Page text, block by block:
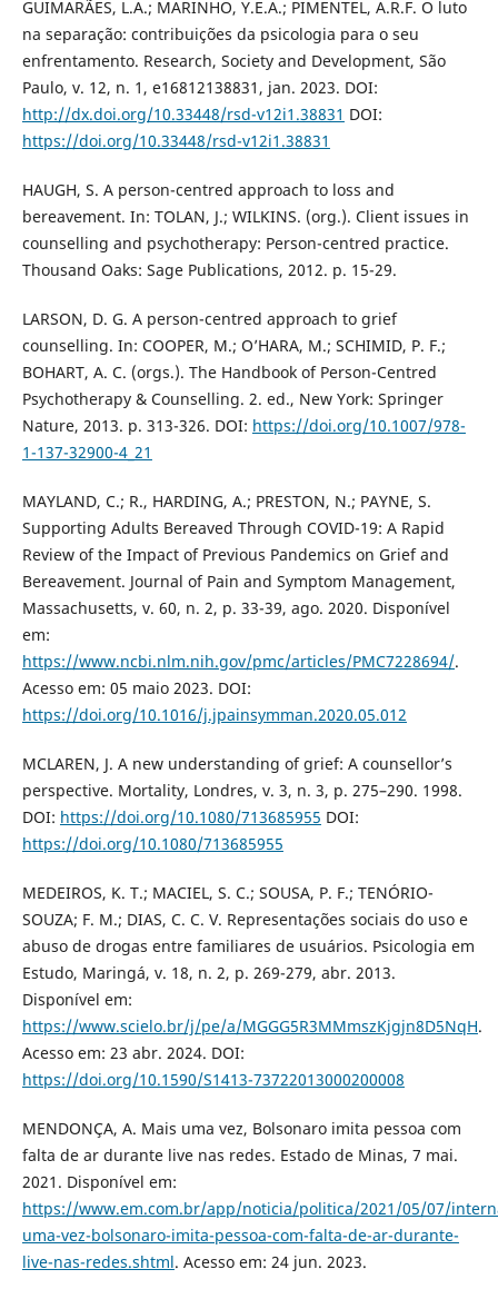
GUIMARÃES, L.A.; MARINHO, Y.E.A.; PIMENTEL, A.R.F. O luto
na separação: contribuições da psicologia para o seu
enfrentamento. Research, Society and Development, São
Paulo, v. 12, n. 1, e16812138831, jan. 2023. DOI:
http://dx.doi.org/10.33448/rsd-v12i1.38831 DOI:
https://doi.org/10.33448/rsd-v12i1.38831
HAUGH, S. A person-centred approach to loss and
bereavement. In: TOLAN, J.; WILKINS. (org.). Client issues in
counselling and psychotherapy: Person-centred practice.
Thousand Oaks: Sage Publications, 2012. p. 15-29.
LARSON, D. G. A person-centred approach to grief
counselling. In: COOPER, M.; O’HARA, M.; SCHIMID, P. F.;
BOHART, A. C. (orgs.). The Handbook of Person-Centred
Psychotherapy & Counselling. 2. ed., New York: Springer
Nature, 2013. p. 313-326. DOI: https://doi.org/10.1007/978-
1-137-32900-4_21
MAYLAND, C.; R., HARDING, A.; PRESTON, N.; PAYNE, S.
Supporting Adults Bereaved Through COVID-19: A Rapid
Review of the Impact of Previous Pandemics on Grief and
Bereavement. Journal of Pain and Symptom Management,
Massachusetts, v. 60, n. 2, p. 33-39, ago. 2020. Disponível
em:
https://www.ncbi.nlm.nih.gov/pmc/articles/PMC7228694/.
Acesso em: 05 maio 2023. DOI:
https://doi.org/10.1016/j.jpainsymman.2020.05.012
MCLAREN, J. A new understanding of grief: A counsellor’s
perspective. Mortality, Londres, v. 3, n. 3, p. 275–290. 1998.
DOI: https://doi.org/10.1080/713685955 DOI:
https://doi.org/10.1080/713685955
MEDEIROS, K. T.; MACIEL, S. C.; SOUSA, P. F.; TENÓRIO-
SOUZA; F. M.; DIAS, C. C. V. Representações sociais do uso e
abuso de drogas entre familiares de usuários. Psicologia em
Estudo, Maringá, v. 18, n. 2, p. 269-279, abr. 2013.
Disponível em:
https://www.scielo.br/j/pe/a/MGGG5R3MMmszKjgjn8D5NqH.
Acesso em: 23 abr. 2024. DOI:
https://doi.org/10.1590/S1413-73722013000200008
MENDONÇA, A. Mais uma vez, Bolsonaro imita pessoa com
falta de ar durante live nas redes. Estado de Minas, 7 mai.
2021. Disponível em:
https://www.em.com.br/app/noticia/politica/2021/05/07/
uma-vez-bolsonaro-imita-pessoa-com-falta-de-ar-durante-
live-nas-redes.shtml. Acesso em: 24 jun. 2023.